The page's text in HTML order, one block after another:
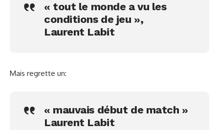
« tout le monde a vu les
conditions de jeu »,
Laurent Labit
Mais regrette un:
« mauvais début de match »
Laurent Labit